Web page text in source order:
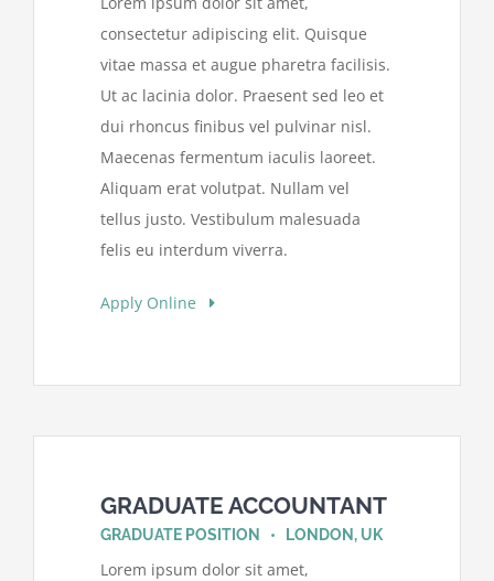
consectetur adipiscing elit. Quisque
vitae massa et augue pharetra facilisis.
Ut ac lacinia dolor. Praesent sed leo et
dui rhoncus finibus vel pulvinar nisl.
Maecenas fermentum iaculis laoreet.
Aliquam erat volutpat. Nullam vel
tellus justo. Vestibulum malesuada
felis eu interdum viverra.
Apply Online
GRADUATE ACCOUNTANT
GRADUATE POSITION • LONDON, UK
Lorem ipsum dolor sit amet,